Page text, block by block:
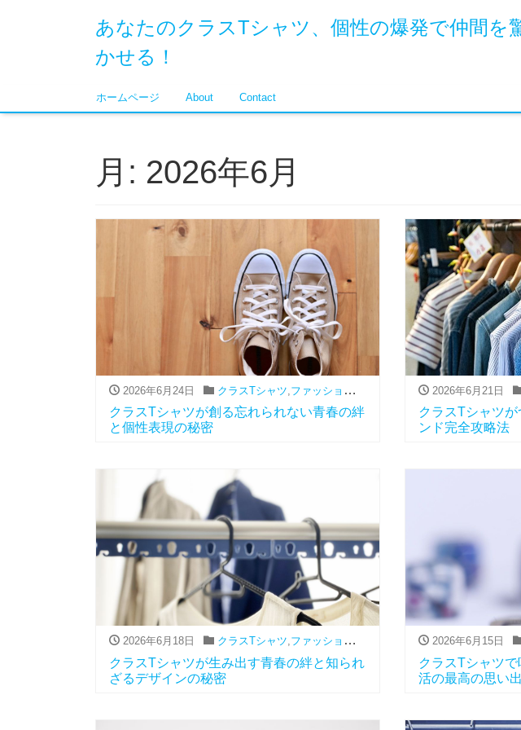
あなたのクラスTシャツ、個性の爆発で仲間を
かせる！
ホームページ About Contact
月: 2026年6月
2026年6月24日 クラスTシャツ ファッション（アパレル関連） ,流行
クラスTシャツが創る忘れられない青春の絆
と個性表現の秘密
2026年6月21日
クラスTシャツ
ンド完全攻略法
2026年6月18日 クラスTシャツ,ファッション（アパレル関連） ,流行
クラスTシャツが生み出す青春の絆と知られ
ざるデザインの秘密
2026年6月15日
クラスTシャツ
活の最高の思い